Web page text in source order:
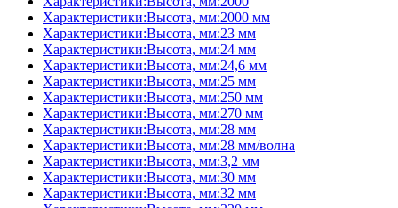
Характеристики:Высота, мм:2000 мм
Характеристики:Высота, мм:23 мм
Характеристики:Высота, мм:24 мм
Характеристики:Высота, мм:24,6 мм
Характеристики:Высота, мм:25 мм
Характеристики:Высота, мм:250 мм
Характеристики:Высота, мм:270 мм
Характеристики:Высота, мм:28 мм
Характеристики:Высота, мм:28 мм/волна
Характеристики:Высота, мм:3,2 мм
Характеристики:Высота, мм:30 мм
Характеристики:Высота, мм:32 мм